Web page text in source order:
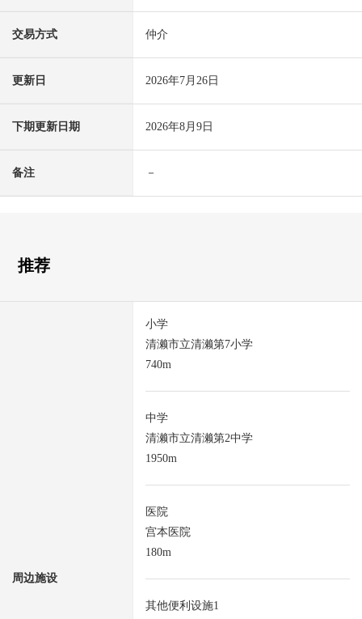
交易方式 仲介
更新日 2026年7月26日
下期更新日期 2026年8月9日
备注 －
推荐
周边施设
小学
清濑市立清濑第7小学
740m
中学
清濑市立清濑第2中学
1950m
医院
宫本医院
180m
其他便利设施1